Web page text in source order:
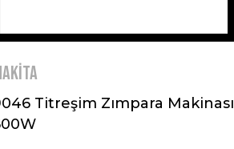
Titreşim Zımpara Makinası